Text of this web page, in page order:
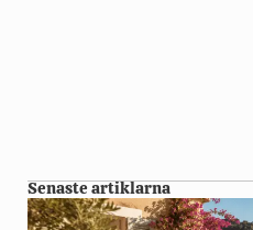
Senaste artiklarna